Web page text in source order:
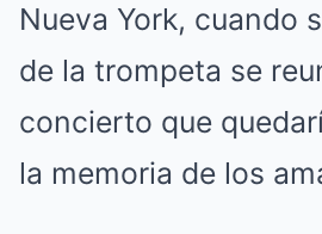
Nueva York, cuando
de la trompeta se
concierto que
la memoria de los